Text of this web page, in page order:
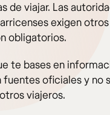
de viajar. Las
exigen
obligatorios.
te bases en
oficiales y no
viajeros.